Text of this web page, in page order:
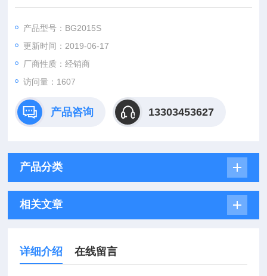
量。仪器采用32位性能ARM处理器作为数据处理单元，运行安全
摸屏，操作简单方便。仪器具备气压和温度监测功能；具有WEB
服务器及FTP服务器等功能，可以通过网页或网络命令等方式进
行数据通信和控制
产品型号：BG2015S
更新时间：2019-06-17
厂商性质：经销商
访问量：1607
产品咨询 13303453627
产品分类
相关文章
详细介绍 在线留言